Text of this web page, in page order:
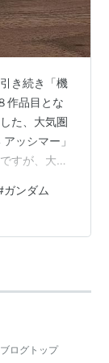
き続き「機
作品目とな
た、大気圏
ッシマー」
すが、大気
今回も
ビーズ」と
ズは「カワ
ーズ版で１
ガンダム
ログトップ